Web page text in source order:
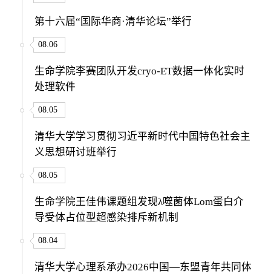
第十六届“国际华商·清华论坛”举行
08.06
生命学院李赛团队开发cryo-ET数据一体化实时
处理软件
08.05
清华大学学习贯彻习近平新时代中国特色社会主
义思想研讨班举行
08.05
生命学院王佳伟课题组发现λ噬菌体Lom蛋白介
导受体占位型超感染排斥新机制
08.04
清华大学心理系承办2026中国—东盟青年共同体